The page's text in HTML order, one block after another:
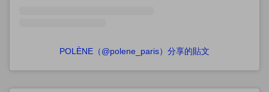
POLÈNE（@polene_paris）分享的貼文